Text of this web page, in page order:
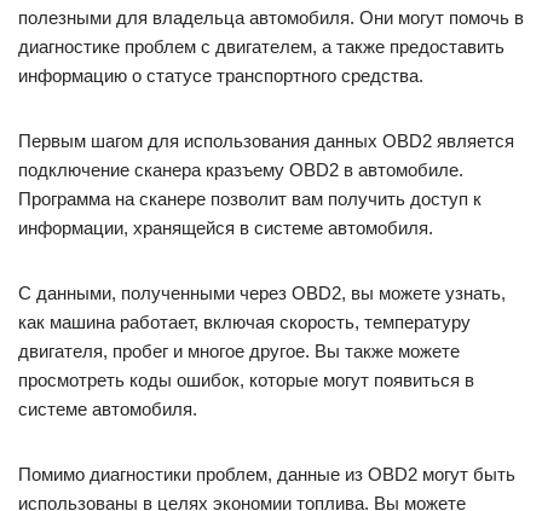
полезными для владельца автомобиля. Они могут помочь в
диагностике проблем с двигателем, а также предоставить
информацию о статусе транспортного средства.
Первым шагом для использования данных OBD2 является
подключение сканера кразъему OBD2 в автомобиле.
Программа на сканере позволит вам получить доступ к
информации, хранящейся в системе автомобиля.
С данными, полученными через OBD2, вы можете узнать,
как машина работает, включая скорость, температуру
двигателя, пробег и многое другое. Вы также можете
просмотреть коды ошибок, которые могут появиться в
системе автомобиля.
Помимо диагностики проблем, данные из OBD2 могут быть
использованы в целях экономии топлива. Вы можете